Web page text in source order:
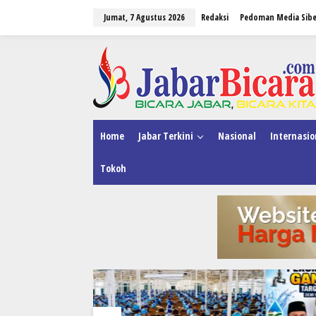
Jumat, 7 Agustus 2026 Redaksi Pedoman Media
Home Jabar Terkini Nasional
Tokoh